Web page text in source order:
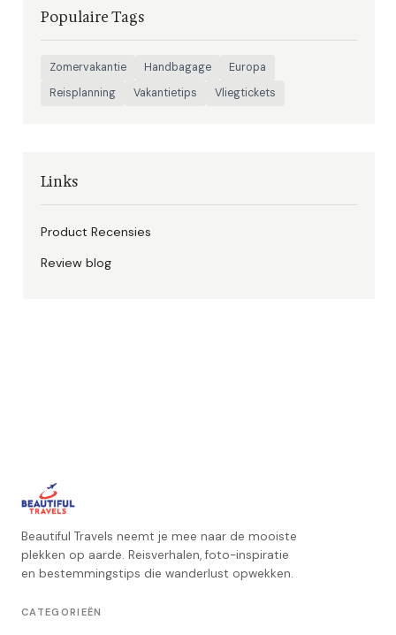
Populaire Tags
Zomervakantie Handbagage
Europa
Reisplanning
Vakantietips Vliegtickets
Links
Product Recensies
Review blog
Beautiful Travels neemt je mee naar de mooiste
plekken op aarde. Reisverhalen, foto-inspiratie
en bestemmingstips die wanderlust opwekken.
CATEGORIEËN